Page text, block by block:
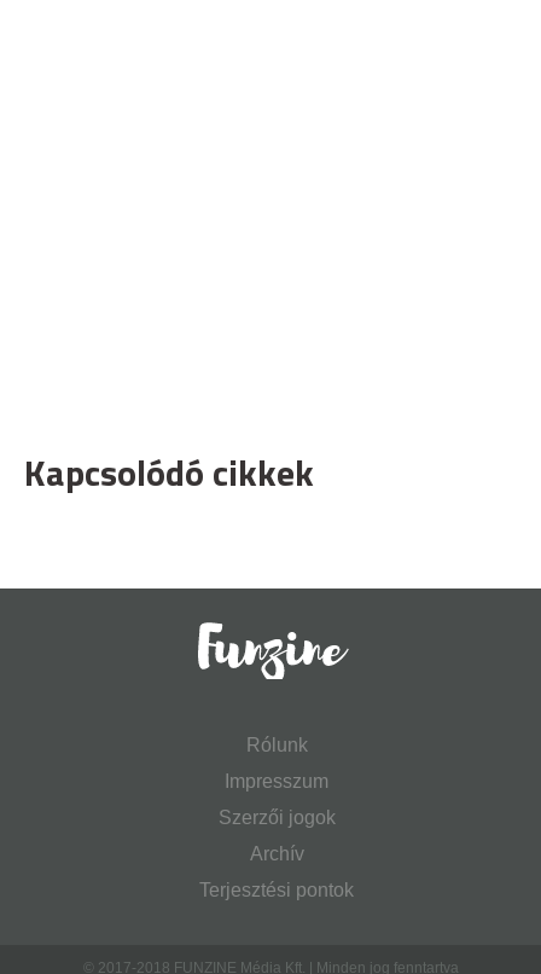
Kapcsolódó cikkek
Rólunk
Impresszum
Szerzői jogok
Archív
Terjesztési pontok
© 2017-2018 FUNZINE Média Kft. | Minden jog fenntartva